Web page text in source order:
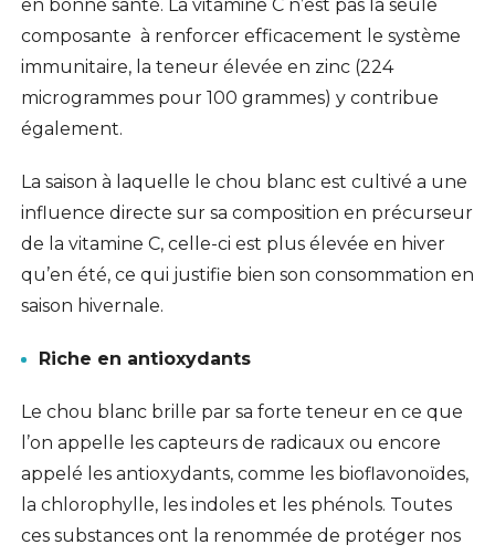
en bonne santé. La vitamine C n’est pas la seule
composante à renforcer efficacement le système
immunitaire, la teneur élevée en zinc (224
microgrammes pour 100 grammes) y contribue
également.
La saison à laquelle le chou blanc est cultivé a une
influence directe sur sa composition en précurseur
de la vitamine C, celle-ci est plus élevée en hiver
qu’en été, ce qui justifie bien son consommation en
saison hivernale.
Riche en antioxydants
Le chou blanc brille par sa forte teneur en ce que
l’on appelle les capteurs de radicaux ou encore
appelé les antioxydants, comme les bioflavonoïdes,
la chlorophylle, les indoles et les phénols. Toutes
ces substances ont la renommée de protéger nos